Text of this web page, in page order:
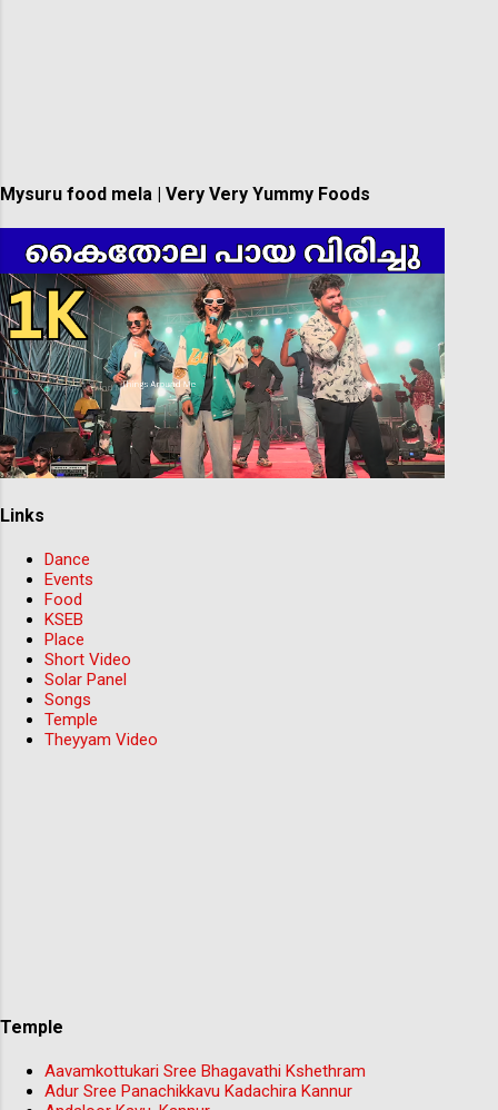
Mysuru food mela | Very Very Yummy Foods
Links
Dance
Events
Food
KSEB
Place
Short Video
Solar Panel
Songs
Temple
Theyyam Video
Temple
Aavamkottukari Sree Bhagavathi Kshethram
Adur Sree Panachikkavu Kadachira Kannur